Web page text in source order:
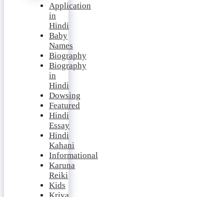
Application
in
Hindi
Baby
Names
Biography
Biography
in
Hindi
Dowsing
Featured
Hindi
Essay
Hindi
Kahani
Informational
Karuna
Reiki
Kids
Kriya